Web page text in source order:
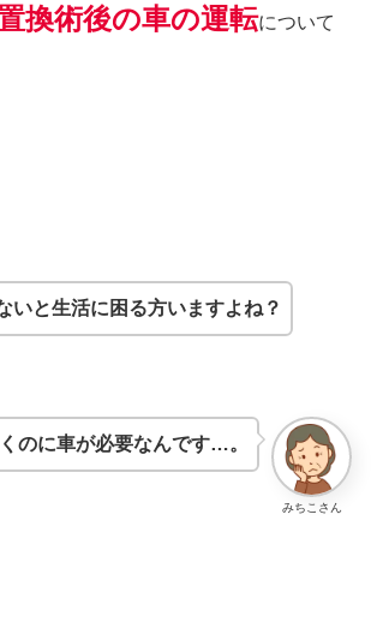
換術後の車の運転について
いと生活に困る方いますよね？
みちこさん
のに車が必要なんです…。